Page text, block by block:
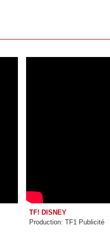
TF! DISNEY
Production: TF1 Publicité